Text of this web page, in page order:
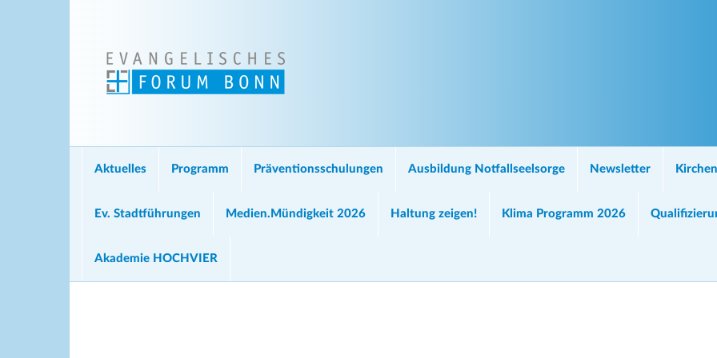
Aktuelles Programm Präventionsschulungen Ausbildung Notfallseelsorge Newsletter
Ev. Stadtführungen Medien.Mündigkeit 2026 Haltung zeigen! Klima Programm 2026
Akademie HOCHVIER